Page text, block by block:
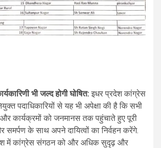
भी जल्द होगी घोषित: इधर प्रदेश कांग्रेस
पदाधिकारियों से यह भी अपेक्षा की है कि सभी
कार्यक्रमों को जनमानस तक पहुंचाते हुए पूरी
समर्पण के साथ अपने दायित्वों का निर्वहन करेंगे.
में कांग्रेस संगठन को और अधिक सुदृढ़ और